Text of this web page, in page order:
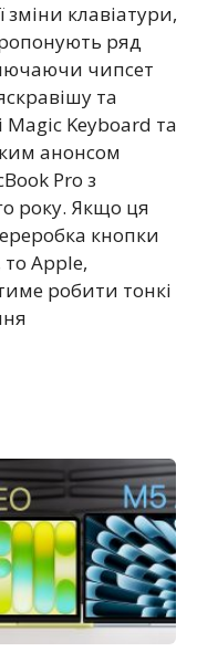
зміни клавіатури,
ряд
чипсет
та
Magic Keyboard та
анонсом
Pro з
року. Якщо ця
кнопки
Apple,
робити тонкі